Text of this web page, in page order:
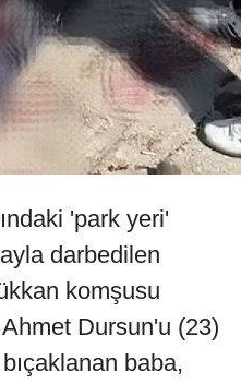
'park yeri'
darbedilen
komşusu
Dursun'u (23)
baba,